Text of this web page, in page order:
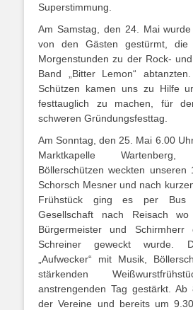
Superstimmung.
Am Samstag, den 24. Mai
von den Gästen gestürmt,
Morgenstunden zu der Rock-
Band „Bitter Lemon“
Schützen kamen uns zu Hilfe
festtauglich zu machen, für
schweren Gründungsfesttag.
Am Sonntag, den 25. Mai 6.00
Marktkapelle
Böllerschützen weckten unseren
Schorsch Mesner und nach
Frühstück ging es per Bus
Gesellschaft nach Reisach
Bürgermeister und
Schreiner geweckt wurde.
„Aufwecker“ mit Musik,
stärkenden
anstrengenden Tag gestärkt. Ab
der Vereine und bereits um